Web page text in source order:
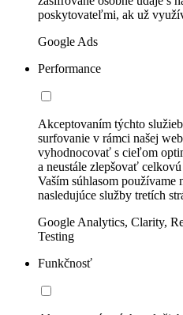
poskytovateľmi, ak už
Google Ads
Performance
Akceptovaním týchto
surfovanie v rámci našej
vyhodnocovať s cieľom
a neustále zlepšovať
Vaším súhlasom používame
nasledujúce služby tretích
Google Analytics, Clarity,
Testing
Funkčnosť